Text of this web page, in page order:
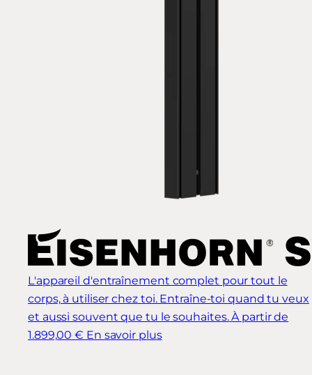
L'appareil d'entraînement complet pour tout le
corps, à utiliser chez toi. Entraîne-toi quand tu veux
et aussi souvent que tu le souhaites. À partir de
1.899,00 € En savoir plus